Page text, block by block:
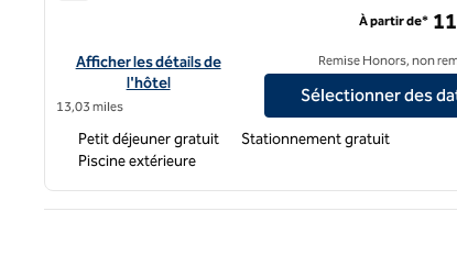
Afficher les détails de l'hôtel Home2 Suites by Hilton Las
Afficher les détails de
l'hôtel
13,03 miles
À partir de*
Remise Honors, non
Sélectionner des
Petit déjeuner gratuit
Stationnement gratuit
Piscine extérieure